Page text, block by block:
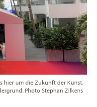
hier um die Zukunft der Kunst.
Photo Stephan Zilkens